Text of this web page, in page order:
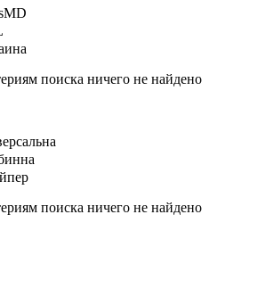
поиска ничего не найдено
поиска ничего не найдено